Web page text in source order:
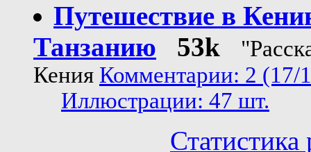
Путешествие в
Танзанию
53k
Кения Комментарии: 2 (17/
Иллюстрации: 47 шт.
Статистика